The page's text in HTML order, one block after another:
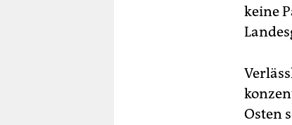
keine
Osten